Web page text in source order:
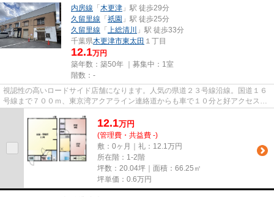
内房線 「 木更津 」駅 徒歩29分
久留里線 「 祇園 」駅 徒歩25分
久留里線 「 上総清川
」駅 徒歩33分
千葉県木更津市東太田 １丁目
12.1万円
築年数：築50年 ｜募集中： 1室
階数：-
視認性の高いロードサイド店舗になります。人気の県道２３号線沿線。国道１６
号線まで７００ｍ、東京湾アクアライン連絡道からも車で１０分と好アクセス！
12.1万円
(管理費・共益費 -)
敷：0ヶ月｜礼：12.1万円
所在階：1-2階
坪数：20.04坪｜面積：66.25㎡
坪単価： 0.6万円